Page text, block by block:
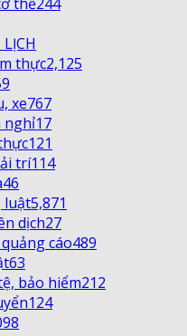
thể244
thực2,125
xe767
nghỉ17
121
trí114
46
luật5,871
dịch27
cáo489
63
bảo hiểm212
124